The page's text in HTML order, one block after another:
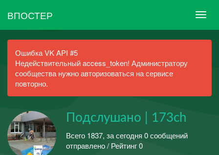
ВПОСТЕР
Ошибка VK API #5
Недействительный access_token! Администратору
сообщества нужно авторизоваться на сервисе
повторно.
Подслушано | 173ch
Всего 1837, за сегодня 0 сообщений
отправлено / Рейтинг 0